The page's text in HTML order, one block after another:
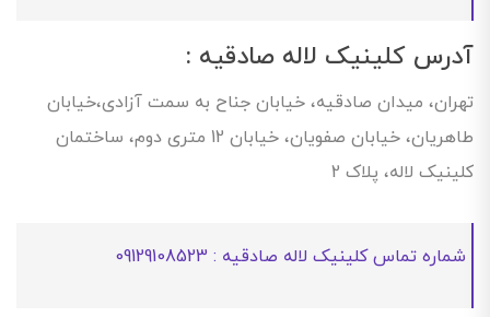
آدرس کلینیک لاله صادقیه :
تهران، میدان صادقیه، خیابان جناح به سمت آزادی،خیابان
طاهریان، خیابان صفویان، خیابان 12 متری دوم، ساختمان
کلینیک لاله، پلاک 2
شماره تماس کلینیک لاله صادقیه : 09129108523